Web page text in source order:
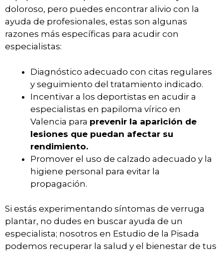
doloroso, pero puedes encontrar alivio con la
ayuda de profesionales, estas son algunas
razones más específicas para acudir con
especialistas:
Diagnóstico adecuado con citas regulares
y seguimiento del tratamiento indicado.
Incentivar a los deportistas en acudir a
especialistas en papiloma vírico en
Valencia para prevenir la aparición de
lesiones que puedan afectar su
rendimiento.
Promover el uso de calzado adecuado y la
higiene personal para evitar la
propagación.
Si estás experimentando síntomas de verruga
plantar, no dudes en buscar ayuda de un
especialista; nosotros en Estudio de la Pisada
podemos recuperar la salud y el bienestar de tus